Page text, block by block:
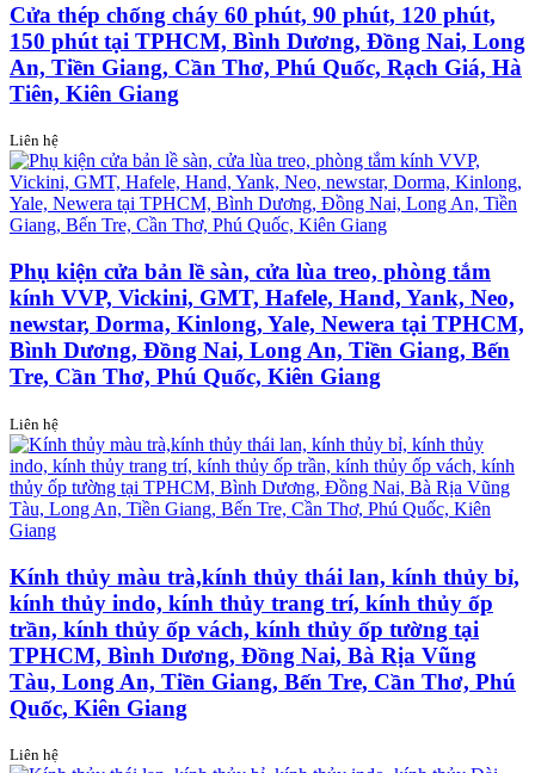
Cửa thép chống cháy 60 phút, 90 phút, 120 phút,
150 phút tại TPHCM, Bình Dương, Đồng Nai, Long
An, Tiền Giang, Cần Thơ, Phú Quốc, Rạch Giá, Hà
Tiên, Kiên Giang
Liên hệ
Phụ kiện cửa bản lề sàn, cửa lùa treo, phòng tắm
kính VVP, Vickini, GMT, Hafele, Hand, Yank, Neo,
newstar, Dorma, Kinlong, Yale, Newera tại TPHCM,
Bình Dương, Đồng Nai, Long An, Tiền Giang, Bến
Tre, Cần Thơ, Phú Quốc, Kiên Giang
Liên hệ
Kính thủy màu trà,kính thủy thái lan, kính thủy bỉ,
kính thủy indo, kính thủy trang trí, kính thủy ốp
trần, kính thủy ốp vách, kính thủy ốp tường tại
TPHCM, Bình Dương, Đồng Nai, Bà Rịa Vũng
Tàu, Long An, Tiền Giang, Bến Tre, Cần Thơ, Phú
Quốc, Kiên Giang
Liên hệ